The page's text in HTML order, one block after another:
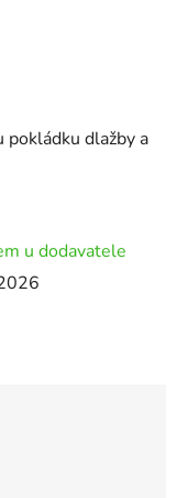
pokládku dlažby a
u dodavatele